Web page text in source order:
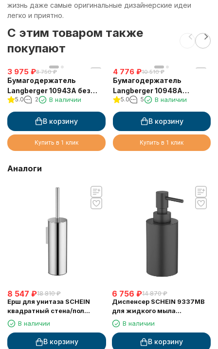
жизнь даже самые оригинальные дизайнерские идеи
легко и приятно.
C этим товаром также
покупают
3 975 ₽8 750 ₽
Бумагодержатель
Langberger 10943A без
крышки квадратный
5.0 2 В наличии
В корзину
Купить в 1 клик
4 776 ₽10 510 ₽
Бумагодержатель
Langberger 10948A
туалетной бумаги
вертикальный
5.0 5 В наличии
В корзину
Купить в 1 клик
Аналоги
8 547 ₽18 810 ₽
Ерш для унитаза SCHEIN
квадратный стена/пол
хромированный (9364CH)
В наличии
В корзину
6 756 ₽14 870 ₽
Диспенсер SCHEIN 9337MB
для жидкого мыла
настольный черный
В наличии
В корзину